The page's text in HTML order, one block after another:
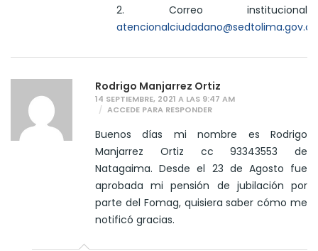
2. Correo institucional
atencionalciudadano@sedtolima.gov.co
Rodrigo Manjarrez Ortiz
14 SEPTIEMBRE, 2021 A LAS 9:47 AM
ACCEDE PARA RESPONDER
Buenos días mi nombre es Rodrigo
Manjarrez Ortiz cc 93343553 de
Natagaima. Desde el 23 de Agosto fue
aprobada mi pensión de jubilación por
parte del Fomag, quisiera saber cómo me
notificó gracias.